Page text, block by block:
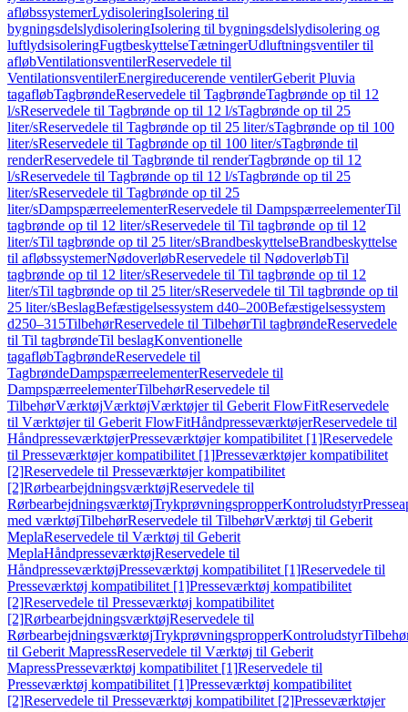
afløbssystemerLydisoleringIsolering til
bygningsdelslydisoleringIsolering til bygningsdelslydisolering og
luftlydsisoleringFugtbeskyttelseTætningerUdluftningsventiler til
afløbVentilationsventilerReservedele til
VentilationsventilerEnergireducerende ventilerGeberit Pluvia
tagafløbTagbrøndeReservedele til TagbrøndeTagbrønde op til 12
l/sReservedele til Tagbrønde op til 12 l/sTagbrønde op til 25
liter/sReservedele til Tagbrønde op til 25 liter/sTagbrønde op til 100
liter/sReservedele til Tagbrønde op til 100 liter/sTagbrønde til
renderReservedele til Tagbrønde til renderTagbrønde op til 12
l/sReservedele til Tagbrønde op til 12 l/sTagbrønde op til 25
liter/sReservedele til Tagbrønde op til 25
liter/sDampspærreelementerReservedele til DampspærreelementerTil
tagbrønde op til 12 liter/sReservedele til Til tagbrønde op til 12
liter/sTil tagbrønde op til 25 liter/sBrandbeskyttelseBrandbeskyttelse
til afløbssystemerNødoverløbReservedele til NødoverløbTil
tagbrønde op til 12 liter/sReservedele til Til tagbrønde op til 12
liter/sTil tagbrønde op til 25 liter/sReservedele til Til tagbrønde op til
25 liter/sBeslagBefæstigelsessystem d40–200Befæstigelsessystem
d250–315TilbehørReservedele til TilbehørTil tagbrøndeReservedele
til Til tagbrøndeTil beslagKonventionelle
tagafløbTagbrøndeReservedele til
TagbrøndeDampspærreelementerReservedele til
DampspærreelementerTilbehørReservedele til
TilbehørVærktøjVærktøjVærktøjer til Geberit FlowFitReservedele
til Værktøjer til Geberit FlowFitHåndpresseværktøjerReservedele til
HåndpresseværktøjerPresseværktøjer kompatibilitet [1]Reservedele
til Presseværktøjer kompatibilitet [1]Presseværktøjer kompatibilitet
[2]Reservedele til Presseværktøjer kompatibilitet
[2]RørbearbejdningsværktøjReservedele til
RørbearbejdningsværktøjTrykprøvningspropperKontroludstyr
med værktøjTilbehørReservedele til TilbehørVærktøj til Geberit
MeplaReservedele til Værktøj til Geberit
MeplaHåndpresseværktøjReservedele til
HåndpresseværktøjPresseværktøj kompatibilitet [1]Reservedele til
Presseværktøj kompatibilitet [1]Presseværktøj kompatibilitet
[2]Reservedele til Presseværktøj kompatibilitet
[2]RørbearbejdningsværktøjReservedele til
RørbearbejdningsværktøjTrykprøvningspropperKontroludstyr
til Geberit MapressReservedele til Værktøj til Geberit
MapressPresseværktøj kompatibilitet [1]Reservedele til
Presseværktøj kompatibilitet [1]Presseværktøj kompatibilitet
[2]Reservedele til Presseværktøj kompatibilitet [2]Presseværktøjer